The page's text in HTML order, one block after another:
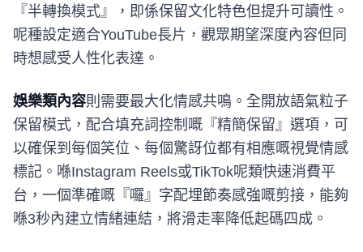
『半轉換模式』，即係保留文化特色但提升可讀性。
呢種設定適合YouTube長片，觀眾期望深度內容但同
時想感受人性化表達。
娛樂類內容則需要最大化情感共鳴。全開放語氣粒子
保留模式，配合填充詞控制嘅『精簡保留』選項，可
以確保到每個笑位、每個驚訝位都有相應嘅視覺情感
標記。喺Instagram Reels或TikTok呢類快速消費平
台，一個準確嘅『囉』字配埋節奏感強嘅剪接，能夠
喺3秒內建立情緒連結，將滑走率降低起碼四成。